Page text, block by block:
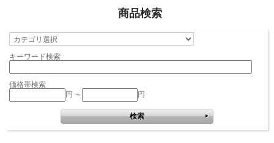
商品検索
キーワード検索
価格帯検索
円 ～
円